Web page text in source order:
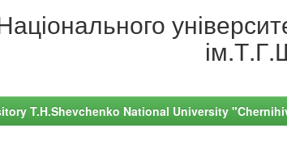
T.H.Shevchenko National University